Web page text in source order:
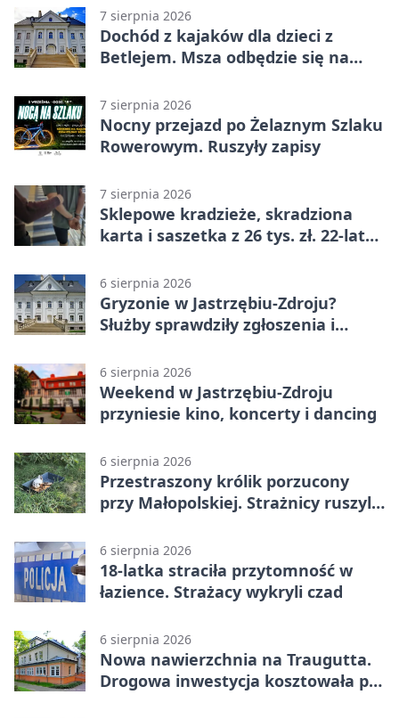
7 sierpnia 2026
Dochód z kajaków dla dzieci z
Betlejem. Msza odbędzie się na
7 sierpnia 2026
Nocny przejazd po Żelaznym Szlaku
Rowerowym. Ruszyły zapisy
7 sierpnia 2026
Sklepowe kradzieże, skradziona
karta i saszetka z 26 tys. zł. 22-latek
6 sierpnia 2026
Gryzonie w Jastrzębiu-Zdroju?
Służby sprawdziły zgłoszenia i
6 sierpnia 2026
Weekend w Jastrzębiu-Zdroju
przyniesie kino, koncerty i dancing
6 sierpnia 2026
Przestraszony królik porzucony
przy Małopolskiej. Strażnicy ruszyli
6 sierpnia 2026
18-latka straciła przytomność w
łazience. Strażacy wykryli czad
6 sierpnia 2026
Nowa nawierzchnia na Traugutta.
Drogowa inwestycja kosztowała pół